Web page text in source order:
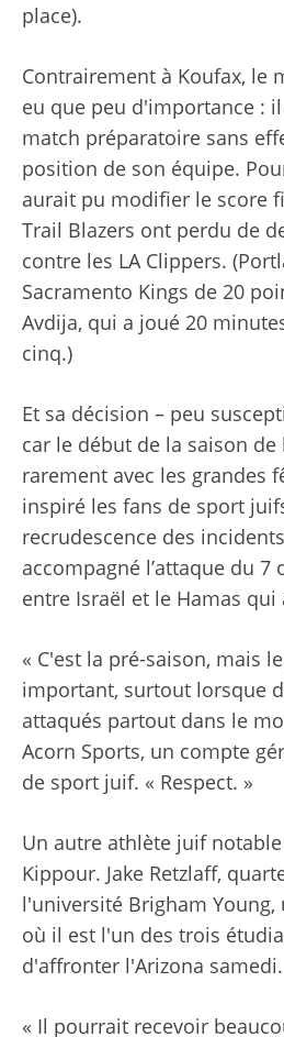
place).
Contrairement à Koufax, le
eu que peu d'importance :
match préparatoire sans
position de son équipe.
aurait pu modifier le score
Trail Blazers ont perdu de
contre les LA Clippers.
Sacramento Kings de 20
Avdija, qui a joué 20
cinq.)
Et sa décision – peu
car le début de la saison
rarement avec les grandes
inspiré les fans de sport
recrudescence des
accompagné l’attaque du
entre Israël et le Hamas qui
« C'est la pré-saison, mais
important, surtout lorsque
attaqués partout dans le
Acorn Sports, un compte
de sport juif. « Respect. »
Un autre athlète juif notable
Kippour. Jake Retzlaff,
l'université Brigham
où il est l'un des trois
d'affronter l'Arizona samedi.
« Il pourrait recevoir